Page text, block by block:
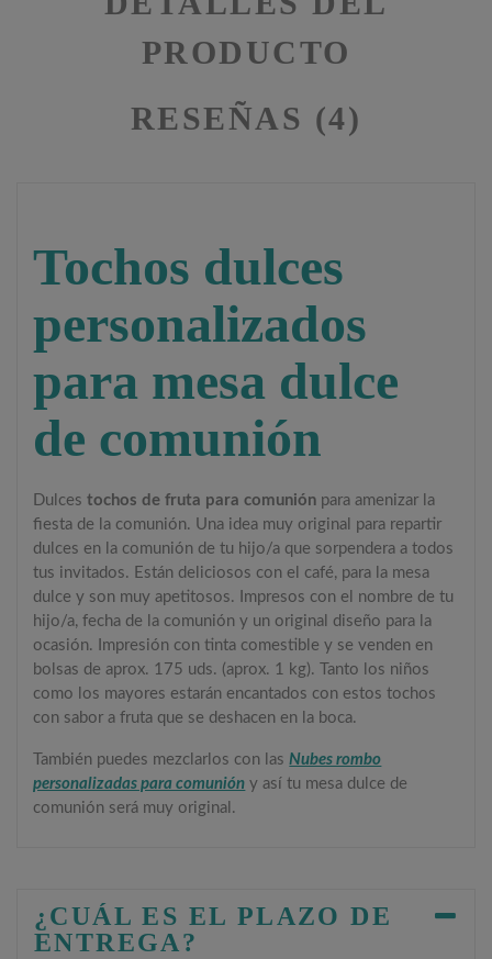
PRODUCTO
RESEÑAS (4)
Tochos dulces
personalizados
para mesa dulce
de comunión
Dulcestochos de fruta para comunión para amenizar la
fiesta de la comunión. Una idea muy original para repartir
dulces en la comunión de tu hijo/a que sorpendera a todos
tus invitados. Están deliciosos con el café, para la mesa
dulce y son muy apetitosos. Impresos con el nombre de tu
hijo/a, fecha de la comunión y un original diseño para la
ocasión. Impresión con tinta comestible y se venden en
bolsas de aprox. 175 uds. (aprox. 1 kg). Tanto los niños
como los mayores estarán encantados con estos tochos
con sabor a fruta que se deshacen en la boca.
También puedes mezclarlos con lasNubes rombo
personalizadas para comunión y así tu mesa dulce de
comunión será muy original.
¿CUÁL ES EL PLAZO DE
ENTREGA?